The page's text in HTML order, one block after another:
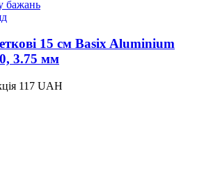
бажань
15 см Basix Aluminium
3.75 мм
117 UAH